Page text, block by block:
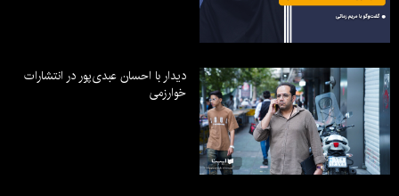
دیدار با احسان عبدی‌پور در انتشارات
خوارزمی